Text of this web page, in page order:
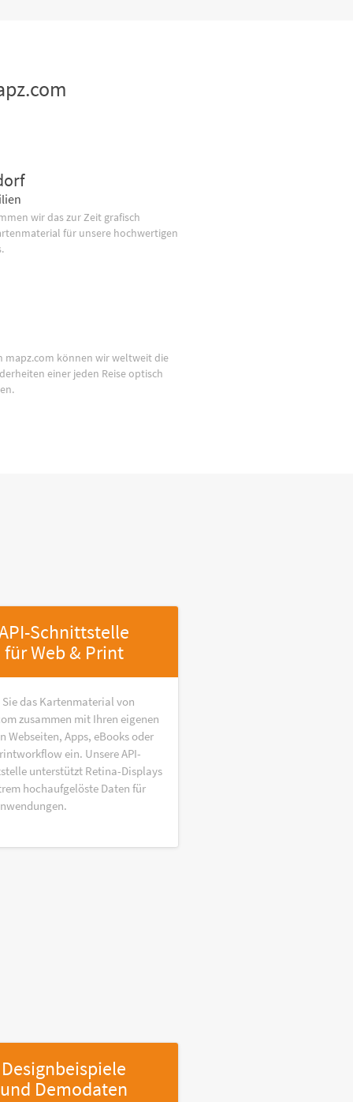
wir das zur Zeit grafisch
für unsere hochwertigen
mapz.com können wir weltweit die
einer jeden Reise optisch
Schnittstelle
für Web & Print
das Kartenmaterial von
zusammen mit Ihren eigenen
Webseiten, Apps, eBooks oder
ein. Unsere API-
unterstützt Retina-Displays
hochaufgelöste Daten für
Designbeispiele
und Demodaten